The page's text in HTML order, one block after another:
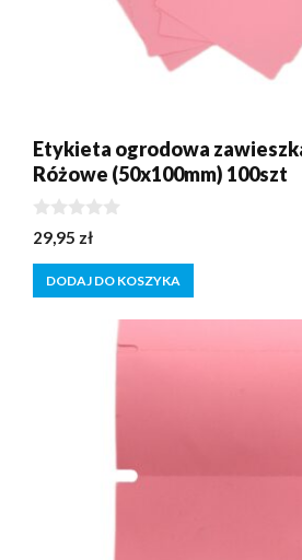
Etykieta ogrodowa
Różowe (50x100mm) 100szt
0
z
5
29,95 zł
DODAJ DO KOSZYKA